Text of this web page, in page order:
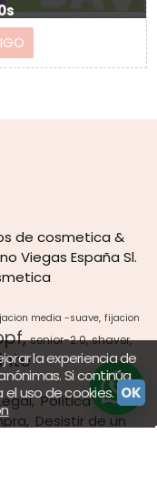
de cosmetica &
Viegas España Sl.
media -suave fijacion
senior-2.0 shaver
Política de
Desistir de un
la experiencia de
Si continúa
uso de cookies. OK